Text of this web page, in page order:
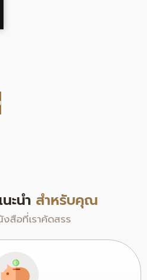
ะนำ สำหรับคุณ
งสือที่เราคัดสรร